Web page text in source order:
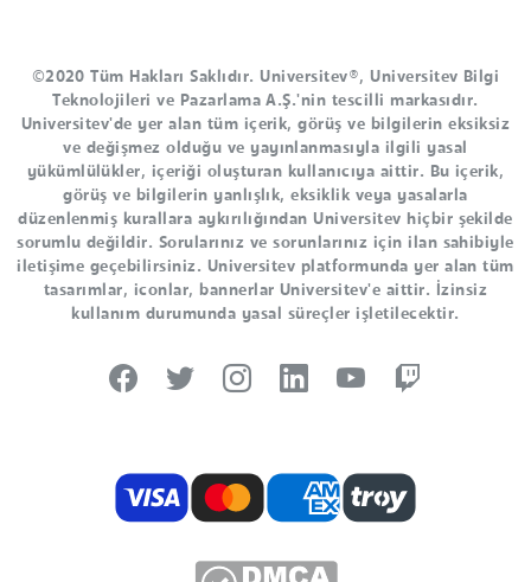
©2020 Tüm Hakları Saklıdır. Universitev®, Universitev Bilgi
Teknolojileri ve Pazarlama A.Ş.'nin tescilli markasıdır.
Universitev'de yer alan tüm içerik, görüş ve bilgilerin eksiksiz
ve değişmez olduğu ve yayınlanmasıyla ilgili yasal
yükümlülükler, içeriği oluşturan kullanıcıya aittir. Bu içerik,
görüş ve bilgilerin yanlışlık, eksiklik veya yasalarla
düzenlenmiş kurallara aykırılığından Universitev hiçbir şekilde
sorumlu değildir. Sorularınız ve sorunlarınız için ilan sahibiyle
iletişime geçebilirsiniz. Universitev platformunda yer alan tüm
tasarımlar, iconlar, bannerlar Universitev'e aittir. İzinsiz
kullanım durumunda yasal süreçler işletilecektir.